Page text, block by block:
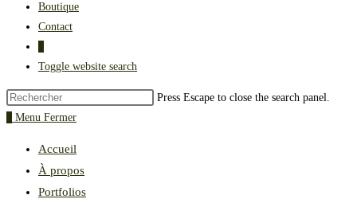
Boutique
Contact
Toggle website search
Press Escape to close the search panel.
Menu Fermer
Accueil
À propos
Portfolios